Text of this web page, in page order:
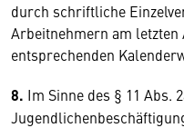
durch schriftliche
Arbeitnehmern am
entsprechenden
8. Im Sinne des § 11 Abs.